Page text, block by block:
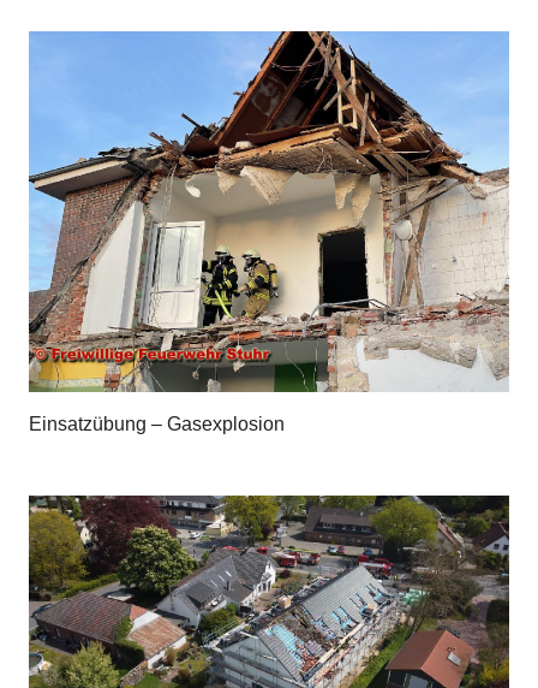
Einsatzübung – Gasexplosion